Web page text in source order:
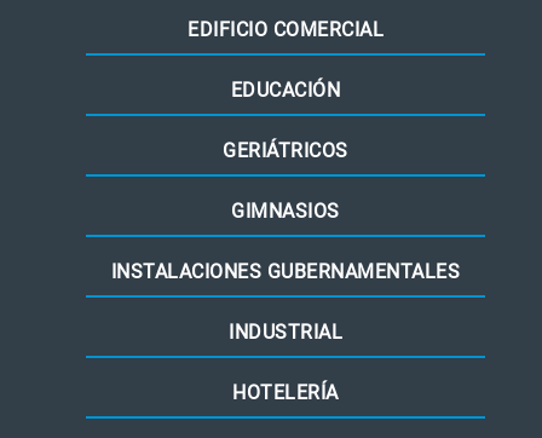
EDIFICIO COMERCIAL
EDUCACIÓN
GERIÁTRICOS
GIMNASIOS
INSTALACIONES GUBERNAMENTALES
INDUSTRIAL
HOTELERÍA